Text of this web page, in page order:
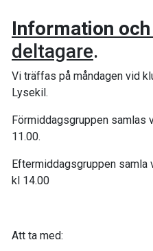
Information
deltagare.
Vi träffas på måndagen vid
Lysekil.
Förmiddagsgruppen samlas
11.00.
Eftermiddagsgruppen
kl 14.00
Att ta med: